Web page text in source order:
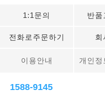
1:1문의 반품
전화로주문하기 회
이용안내 개인정
1588-9145